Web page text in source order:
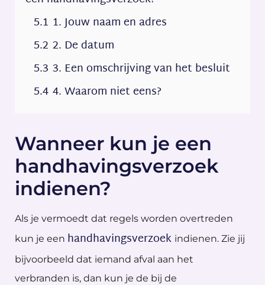
5.1 1. Jouw naam en adres
5.2 2. De datum
5.3 3. Een omschrijving van het besluit
5.4 4. Waarom niet eens?
Wanneer kun je een
handhavingsverzoek
indienen?
Als je vermoedt dat regels worden overtreden
kun je een handhavingsverzoek indienen. Zie jij
bijvoorbeeld dat iemand afval aan het
verbranden is, dan kun je de bij de